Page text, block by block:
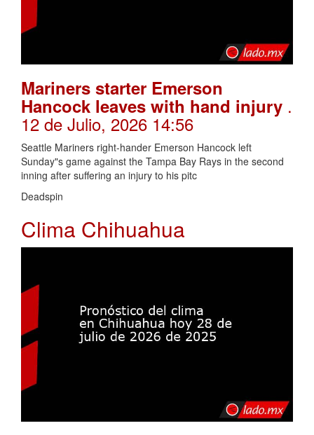
Mariners starter Emerson
Hancock leaves with hand injury .
12 de Julio, 2026 14:56
Seattle Mariners right-hander Emerson Hancock left
Sunday"s game against the Tampa Bay Rays in the second
inning after suffering an injury to his pitc
Deadspin
Clima Chihuahua